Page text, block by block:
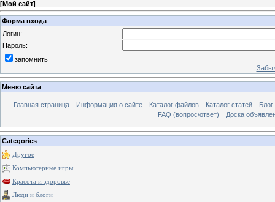
[Мой сайт]
Форма входа
Логин:
Пароль:
запомнить
Меню сайта
Главная страница Информация о сайте Каталог файлов Каталог статей
Блог
FAQ (вопрос/ответ)
Доска
Categories
Другое
Компьютерные игры
Красота и здоровье
Люди и блоги